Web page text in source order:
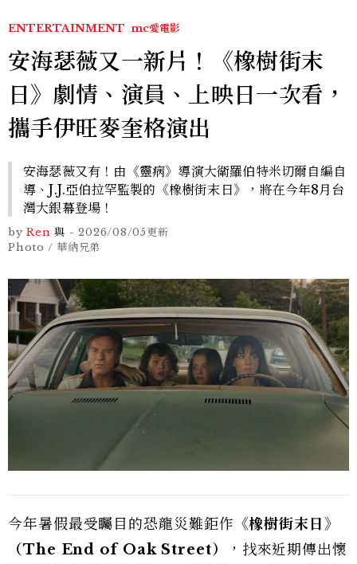
ENTERTAINMENT mc愛電影
安海瑟薇又一新片！《橡樹街末
日》劇情、演員、上映日一次看，
攜手伊旺麥奎格演出
安海瑟薇又有！由《靈病》導演大衛羅伯特米切爾自編自
導、J.J.亞伯拉罕監製的《橡樹街末日》，將在今年8月台
灣大銀幕登場！
by Ren與 -2026/08/05更新
Photo / 華納兄弟
今年暑假最受矚目的恐龍災難鉅作 《橡樹街末日》
（The End of Oak Street）
，找來近期傳出懷